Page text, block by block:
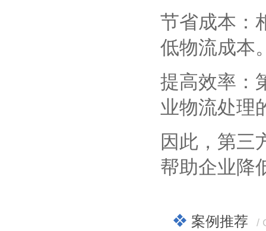
节省成本：
低物流成本
提高效率：
业物流处理
因此，第三
帮助企业降
案例推荐 /